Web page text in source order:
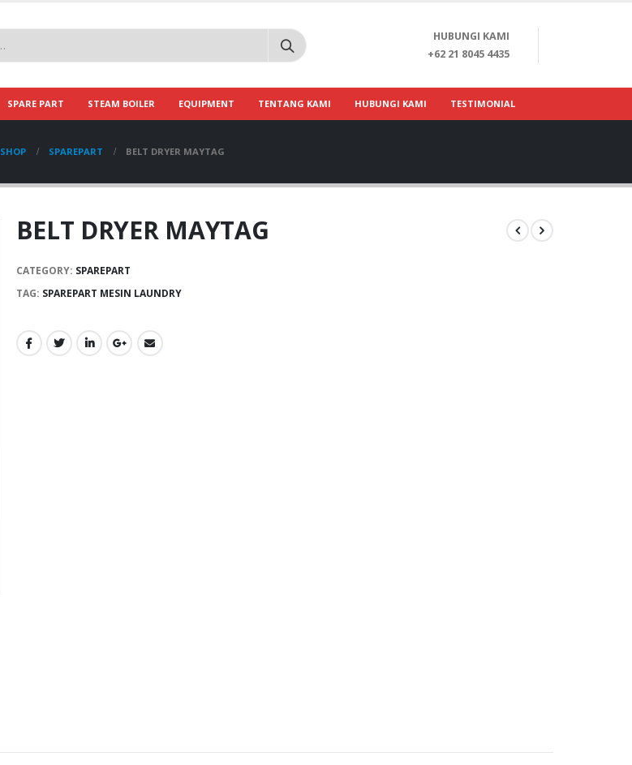
HUBUNGI KAMI
+62 21 8045 4435
SPARE PART STEAM BOILER EQUIPMENT TENTANG KAMI HUBUNGI KAMI TESTIMONIAL
SHOP SPAREPART BELT DRYER MAYTAG
BELT DRYER MAYTAG
CATEGORY: SPAREPART
TAG: SPAREPART MESIN LAUNDRY